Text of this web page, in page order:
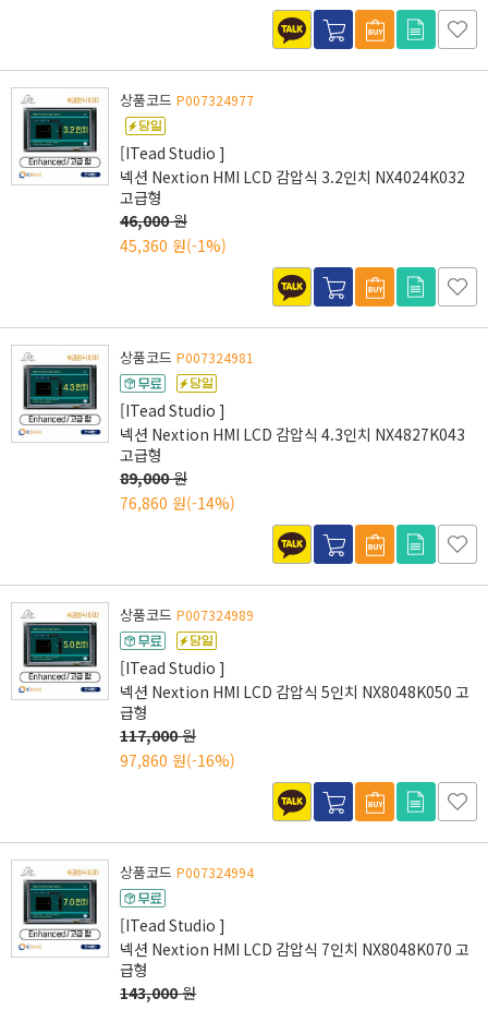
상품코드 P007324977
[ITead Studio ]
넥션 Nextion HMI LCD 감압식 3.2인치 NX4024K032
고급형
46,000원
45,360 원(-1%)
상품코드 P007324981
[ITead Studio ]
넥션 Nextion HMI LCD 감압식 4.3인치 NX4827K043
고급형
89,000원
76,860 원(-14%)
상품코드 P007324989
[ITead Studio ]
넥션 Nextion HMI LCD 감압식 5인치 NX8048K050 고
급형
117,000원
97,860 원(-16%)
상품코드 P007324994
[ITead Studio ]
넥션 Nextion HMI LCD 감압식 7인치 NX8048K070 고
급형
143,000원